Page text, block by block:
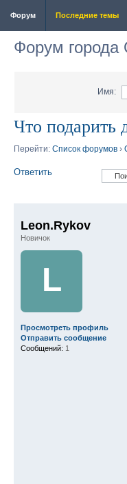
Форум Последние темы
Форум города
Имя:
Что подарить
Перейти: Список форумов ›
Ответить
Leon.Rykov
Новичок
L
Просмотреть профиль
Отправить сообщение
Сообщений: 1